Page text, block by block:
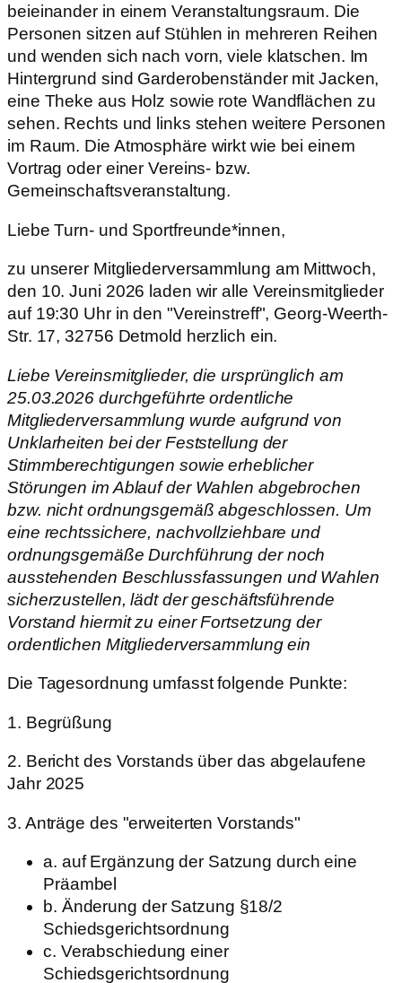
Liebe Turn- und Sportfreunde*innen,
zu unserer Mitgliederversammlung am Mittwoch,
den 10. Juni 2026 laden wir alle Vereinsmitglieder
auf 19:30 Uhr in den "Vereinstreff", Georg-Weerth-
Str. 17, 32756 Detmold herzlich ein.
Liebe Vereinsmitglieder, die ursprünglich am
25.03.2026 durchgeführte ordentliche
Mitgliederversammlung wurde aufgrund von
Unklarheiten bei der Feststellung der
Stimmberechtigungen sowie erheblicher
Störungen im Ablauf der Wahlen abgebrochen
bzw. nicht ordnungsgemäß abgeschlossen. Um
eine rechtssichere, nachvollziehbare und
ordnungsgemäße Durchführung der noch
ausstehenden Beschlussfassungen und Wahlen
sicherzustellen, lädt der geschäftsführende
Vorstand hiermit zu einer Fortsetzung der
ordentlichen Mitgliederversammlung ein
Die Tagesordnung umfasst folgende Punkte:
1. Begrüßung
2. Bericht des Vorstands über das abgelaufene
Jahr 2025
3. Anträge des "erweiterten Vorstands"
a. auf Ergänzung der Satzung durch eine
Präambel
b. Änderung der Satzung §18/2
Schiedsgerichtsordnung
c. Verabschiedung einer
Schiedsgerichtsordnung